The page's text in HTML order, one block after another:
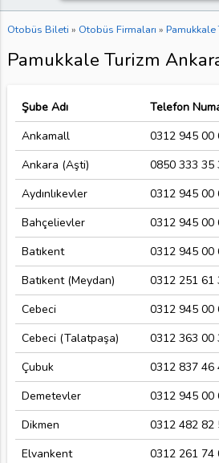
Otobüs Bileti » Otobüs Firmaları » Pamukkale
Pamukkale Turizm
Şube Adı
Telefon
Ankamall
0312 945 00
Ankara (Aşti)
0850 333 35
Aydınlıkevler
0312 945 00
Bahçelievler
0312 945 00
Batıkent
0312 945 00
Batıkent (Meydan)
0312 251 61
Cebeci
0312 945 00
Cebeci (Talatpaşa)
0312 363 00
Çubuk
0312 837 46
Demetevler
0312 945 00
Dikmen
0312 482 82
Elvankent
0312 261 74